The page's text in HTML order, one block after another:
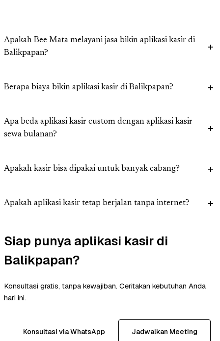
Apakah Bee Mata melayani jasa bikin aplikasi kasir di
Balikpapan?
Berapa biaya bikin aplikasi kasir di Balikpapan?
Apa beda aplikasi kasir custom dengan aplikasi kasir
sewa bulanan?
Apakah kasir bisa dipakai untuk banyak cabang?
Apakah aplikasi kasir tetap berjalan tanpa internet?
Siap punya aplikasi kasir di
Balikpapan?
Konsultasi gratis, tanpa kewajiban. Ceritakan kebutuhan Anda
hari ini.
Konsultasi via WhatsApp Jadwalkan Meeting